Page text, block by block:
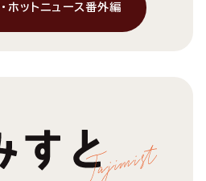
ホットニュース番外編